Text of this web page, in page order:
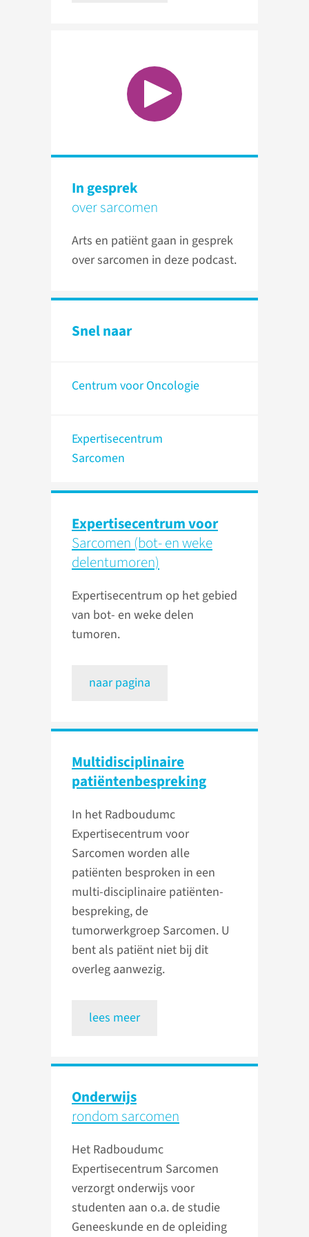
In gesprek
over sarcomen
Arts en patiënt gaan in gesprek
over sarcomen in deze podcast.
Snel naar
Centrum voor Oncologie
Expertisecentrum
Sarcomen
Expertisecentrum voor
Sarcomen (bot- en weke
delentumoren)
Expertisecentrum op het gebied
van bot- en weke delen
tumoren.
naar pagina
Multidiscipli­naire
patiënten­bespreking
In het Radboudumc
Expertisecentrum voor
Sarcomen worden alle
patiënten besproken in een
multi-disciplinaire patiënten-
bespreking, de
tumorwerkgroep Sarcomen. U
bent als patiënt niet bij dit
overleg aanwezig.
lees meer
Onderwijs
rondom sarcomen
Het Radboudumc
Expertisecentrum Sarcomen
verzorgt onderwijs voor
studenten aan o.a. de studie
Geneeskunde en de opleiding